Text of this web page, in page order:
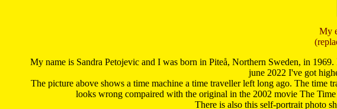
My
My name is Sandra Petojevic and I was born in Piteå, Northern Sweden, in
june 2022 I've got
The picture above shows a time machine a time traveller left long ago. The time
looks wrong compaired with the original in the 2002 movie The
There is also this self-portrait photo